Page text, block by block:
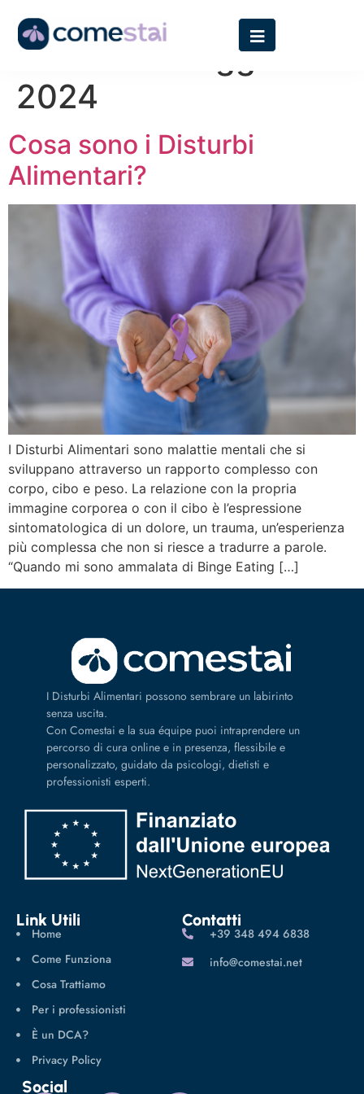
Giorno:
2 Maggio
2024
Cosa sono i Disturbi
Alimentari?
I Disturbi Alimentari sono malattie mentali che si
sviluppano attraverso un rapporto complesso con
corpo, cibo e peso. La relazione con la propria
immagine corporea o con il cibo è l’espressione
sintomatologica di un dolore, un trauma, un’esperienza
più complessa che non si riesce a tradurre a parole.
“Quando mi sono ammalata di Binge Eating […]
I Disturbi Alimentari possono sembrare un labirinto
senza uscita.
Con Comestai e la sua équipe puoi intraprendere un
percorso di cura online e in presenza, flessibile e
personalizzato, guidato da psicologi, dietisti e
professionisti esperti.
Link Utili
Home
Come Funziona
Cosa Trattiamo
Per i professionisti
È un DCA?
Privacy Policy
Contatti
‪+39 348 494 6838
info@comestai.net
Social